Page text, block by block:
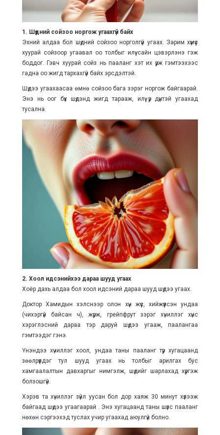
1. Шүдний сойзоо норгож угаахгүй байх
Эхний алдаа бол шүдний сойзоо норголгүй угаах. Зарим хүмүүс
хуурай сойзоор угаавал оо толбыг илүү сайн цэвэрлэнэ гэж
боддог. Гэвч хуурай сойз нь пааланг хэт их үрж гэмтээхээс
гадна оо жигд тархахгүй байх эрсдэлтэй.
Шүдээ угаахаасаа өмнө сойзоо бага зэрэг норгож байгаарай.
Энэ нь оог бүх шүдэнд жигд тарааж, илүү үр дүнтэй угаахад
тусална.
2. Хоол идсэнийхээ дараа шууд угаах
Хоёр дахь алдаа бол хоол идсэний дараа шууд шүдээ угаах.
Доктор Хамидын хэлснээр олон хүн жүүс, хийжүүлсэн ундаа
(чихэргүй байсан ч), жүрж, грейпфрут зэрэг хүчиллэг хүнс
хэрэглэсний дараа тэр даруй шүдээ угааж, паалангаа
гэмтээдэг гэнэ.
Үнэндээ хүчиллэг хоол, ундаа таны пааланг түр хугацаанд
зөөлрүүлдэг тул шууд угаах нь толбыг арилгах бус
хамгаалалтын давхаргыг нимгэлж, шүдийг шарлахад хүргэж
болзошгүй.
Хэрэв та хүчиллэг зүйл уусан бол дор хаяж 30 минут хүлээж
байгаад шүдээ угаагаарай . Энэ хугацаанд таны шүлс пааланг
нөхөн сэргээхэд туслах учир угаахад аюулгүй болно.